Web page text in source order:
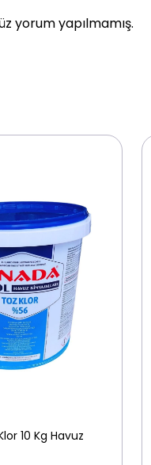
yorum yapılmamış.
10 Kg Havuz